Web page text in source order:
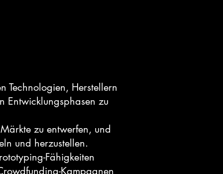
Technologien, Herstellern
Entwicklungsphasen zu
zu entwerfen, und
und herzustellen.
Fähigkeiten
Kampagnen